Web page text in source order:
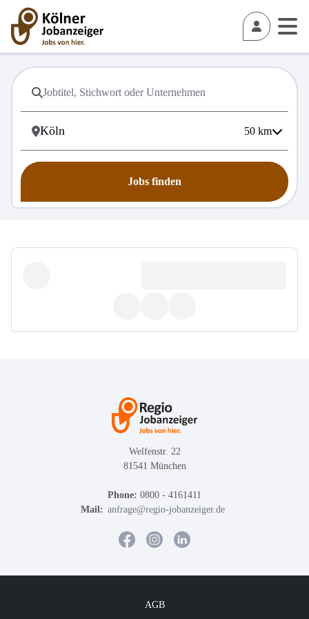
50 km
Jobs finden
Welfenstr. 22
81541 München
Phone: 0800 - 4161411
Mail: anfrage@regio-jobanzeiger.de
AGB